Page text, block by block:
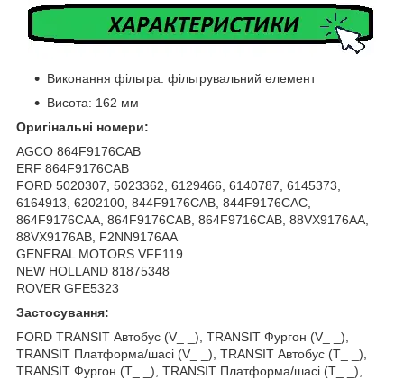
Виконання фільтра: фільтрувальний елемент
Висота: 162 мм
Оригінальні номери:
AGCO 864F9176CAB
ERF 864F9176CAB
FORD 5020307, 5023362, 6129466, 6140787, 6145373,
6164913, 6202100, 844F9176CAB, 844F9176CAC,
864F9176CAA, 864F9176CAB, 864F9716CAB, 88VX9176AA,
88VX9176AB, F2NN9176AA
GENERAL MOTORS VFF119
NEW HOLLAND 81875348
ROVER GFE5323
Застосування:
FORD TRANSIT Автобус (V_ _), TRANSIT Фургон (V_ _),
TRANSIT Платформа/шасі (V_ _), TRANSIT Автобус (T_ _),
TRANSIT Фургон (T_ _), TRANSIT Платформа/шасі (T_ _),